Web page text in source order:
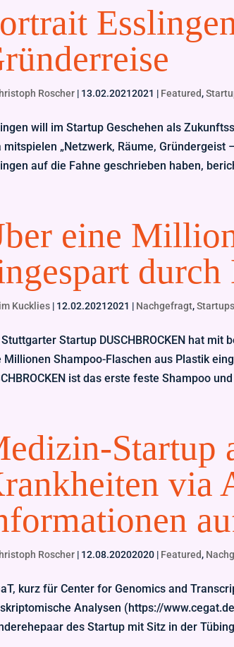
Roscher | 13.02.20212021 | Featured,
will im Startup Geschehen als
mitspielen „Netzwerk, Räume,
auf die Fahne geschrieben haben,
eine
Kucklies | 12.02.20212021 | Nachgefragt,Startups
Stuttgarter Startup DUSCHBROCKEN hat mit
Millionen Shampoo-Flaschen aus Plastik
ist das erste feste Shampoo
Startup
via
Roscher | 12.08.20202020 | Featured,
kurz für Center for Genomics and
Analysen (https://
des Startup mit Sitz in der